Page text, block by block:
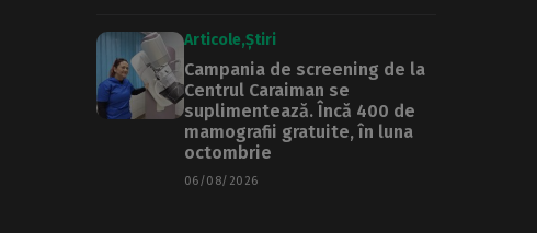
Articole Știri
Campania de screening de la
Centrul Caraiman se
suplimentează. Încă 400 de
mamografii gratuite, în luna
octombrie
06/08/2026